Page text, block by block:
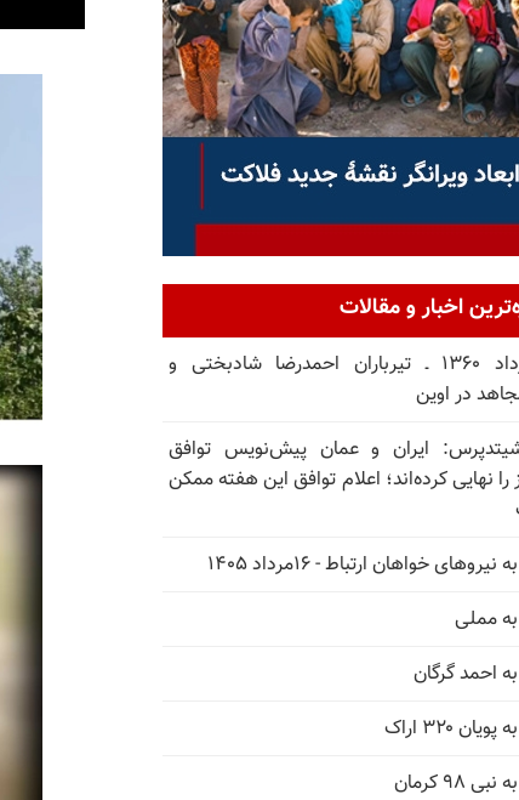
اخبار و مقالات
۱۶مرداد ۱۳۶۰ ـ تیرباران احمدرضا شادبختی و
ایران و عمان پیش‌نویس توافق
را نهایی کرده‌اند؛ اعلام توافق این هفته ممکن
نیروهای خواهان ارتباط - ۱۶مرداد ۱۴۰۵
به مملی
احمد گرگان
۳۲۰ اراک
۹۸ کرمان